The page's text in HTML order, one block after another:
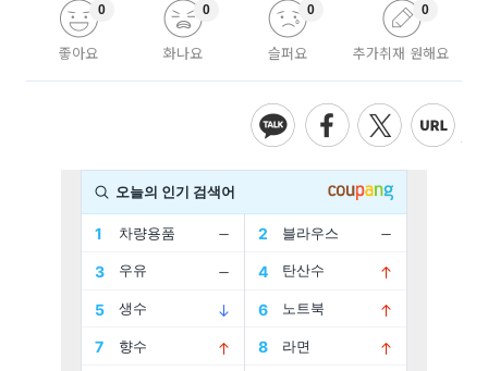
좋아요
0
화나요
0
슬퍼요
0
추가취재 원해요
0